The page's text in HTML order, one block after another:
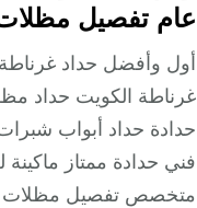
عام تفصيل
أول وأفضل حداد
غرناطة الكويت حداد
حدادة حداد أبواب
فني حدادة ممتاز
متخصص تفصيل مظلات